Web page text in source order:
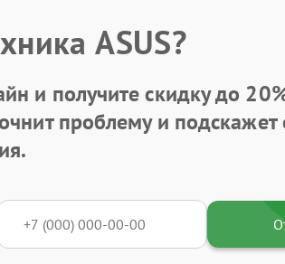
ASUS?
и получитескидку до
проблему и